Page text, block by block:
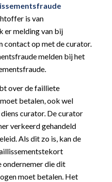
is van
er melding van bij
contact op met de curator.
melden bij het
over de failliete
betalen, ook wel
curator. De curator
verkeerd gehandeld
Als dit zo is, kan de
ondernemer die dit
moet betalen. Het